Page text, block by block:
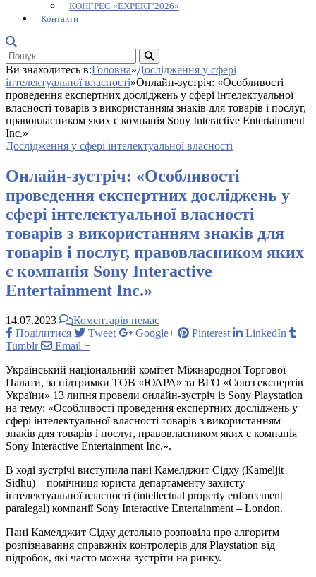
КОНГРЕС «EXPERT’2026»
Контакти
Ви знаходитесь в:Головна»Дослідження у сфері
інтелектуальної власності»Онлайн-зустріч: «Особливості
проведення експертних досліджень у сфері інтелектуальної
власності товарів з використанням знаків для товарів і послуг,
правовласником яких є компанія Sony Interactive Entertainment
Inc.»
Дослідження у сфері інтелектуальної власності
Онлайн-зустріч: «Особливості
проведення експертних досліджень у
сфері інтелектуальної власності
товарів з використанням знаків для
товарів і послуг, правовласником яких
є компанія Sony Interactive
Entertainment Inc.»
14.07.2023
Коментарів немає
Поділитися
Tweet Google+ Pinterest
LinkedIn
Tumblr
Email +
Український національний комітет Міжнародної Торгової
Палати, за підтримки ТОВ «ЮАРА» та ВГО «Союз експертів
України» 13 липня провели онлайн-зустріч із Sony Playstation
на тему: «Особливості проведення експертних досліджень у
сфері інтелектуальної власності товарів з використанням
знаків для товарів і послуг, правовласником яких є компанія
Sony Interactive Entertainment Inc.».
В ході зустрічі виступила пані Камелджит Сідху (Kameljit
Sidhu) – помічниця юриста департаменту захисту
інтелектуальної власності (intellectual property enforcement
paralegal) компанії Sony Interactive Entertainment – London.
Пані Камелджит Сідху детально розповіла про алгоритм
розпізнавання справжніх контролерів для Playstation від
підробок, які часто можна зустріти на ринку.